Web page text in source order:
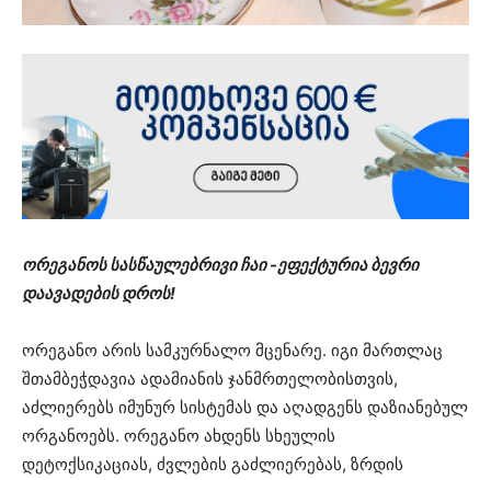
ორეგანოს სასწაულებრივი ჩაი -ეფექტურია ბევრი
დაავადების დროს!
ორეგანო არის სამკურნალო მცენარე. იგი მართლაც
შთამბეჭდავია ადამიანის ჯანმრთელობისთვის,
აძლიერებს იმუნურ სისტემას და აღადგენს დაზიანებულ
ორგანოებს. ორეგანო ახდენს სხეულის
დეტოქსიკაციას, ძვლების გაძლიერებას, ზრდის